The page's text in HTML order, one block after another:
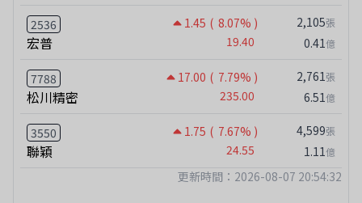
2536 1.45 ( 8.07% )
宏普 19.40
2,105張
0.41億
7788 17.00 ( 7.79% )
松川精密 235.00
2,761張
6.51億
3550 1.75 ( 7.67% )
聯穎 24.55
4,599張
1.11億
更新時間：2026-08-07 20:54:32